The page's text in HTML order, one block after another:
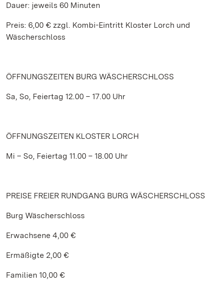
Dauer: jeweils 60 Minuten
Preis: 6,00 € zzgl. Kombi-Eintritt Kloster Lorch und
Wäscherschloss
ÖFFNUNGSZEITEN BURG WÄSCHERSCHLOSS
Sa, So, Feiertag 12.00 – 17.00 Uhr
ÖFFNUNGSZEITEN KLOSTER LORCH
Mi – So, Feiertag 11.00 – 18.00 Uhr
PREISE FREIER RUNDGANG BURG WÄSCHERSCHLOSS
Burg Wäscherschloss
Erwachsene 4,00 €
Ermäßigte 2,00 €
Familien 10,00 €